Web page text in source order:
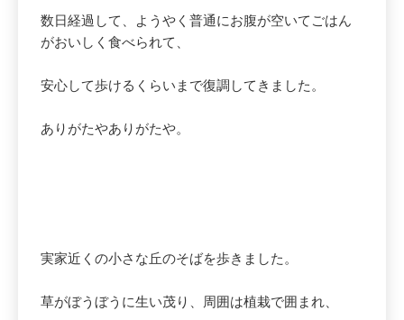
数日経過して、ようやく普通にお腹が空いてごはん
がおいしく食べられて、
安心して歩けるくらいまで復調してきました。
ありがたやありがたや。
実家近くの小さな丘のそばを歩きました。
草がぼうぼうに生い茂り、周囲は植栽で囲まれ、